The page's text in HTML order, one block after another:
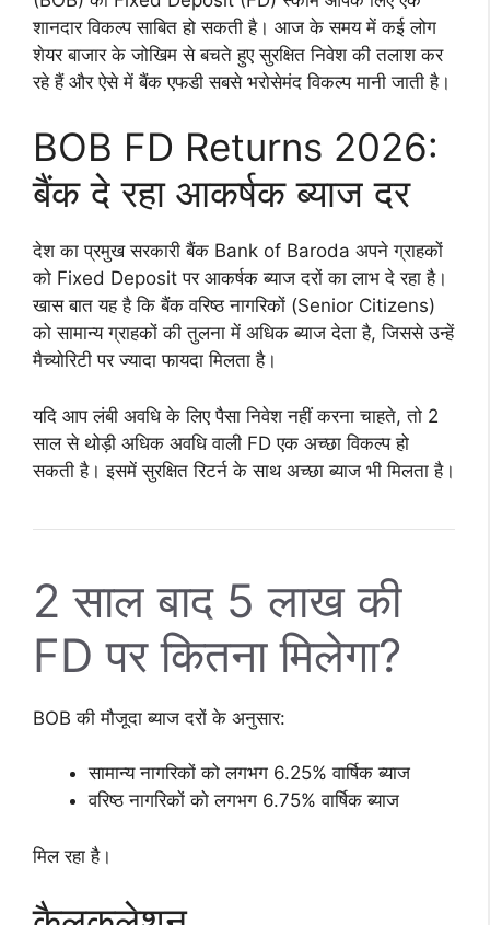
शानदार विकल्प साबित हो सकती है। आज के समय में कई लोग
शेयर बाजार के जोखिम से बचते हुए सुरक्षित निवेश की तलाश कर
रहे हैं और ऐसे में बैंक एफडी सबसे भरोसेमंद विकल्प मानी जाती है।
BOB FD Returns 2026:
बैंक दे रहा आकर्षक ब्याज दर
देश का प्रमुख सरकारी बैंक Bank of Baroda अपने ग्राहकों
को Fixed Deposit पर आकर्षक ब्याज दरों का लाभ दे रहा है।
खास बात यह है कि बैंक वरिष्ठ नागरिकों (Senior Citizens)
को सामान्य ग्राहकों की तुलना में अधिक ब्याज देता है, जिससे उन्हें
मैच्योरिटी पर ज्यादा फायदा मिलता है।
यदि आप लंबी अवधि के लिए पैसा निवेश नहीं करना चाहते, तो 2
साल से थोड़ी अधिक अवधि वाली FD एक अच्छा विकल्प हो
सकती है। इसमें सुरक्षित रिटर्न के साथ अच्छा ब्याज भी मिलता है।
2 साल बाद 5 लाख की
FD पर कितना मिलेगा?
BOB की मौजूदा ब्याज दरों के अनुसार:
सामान्य नागरिकों को लगभग 6.25% वार्षिक ब्याज
वरिष्ठ नागरिकों को लगभग 6.75% वार्षिक ब्याज
मिल रहा है।